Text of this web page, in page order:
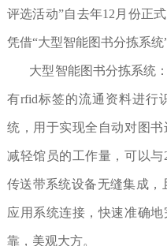
评选活动”自去年12月份正
凭借“大型智能图书分拣系统
大型智能图书分拣系统：
有rfid标签的流通资料进行
统，用于实现全自动对图
减轻馆员的工作量，可以
传送带系统设备无缝集成，
应用系统连接，快速准确
靠，美观大方。